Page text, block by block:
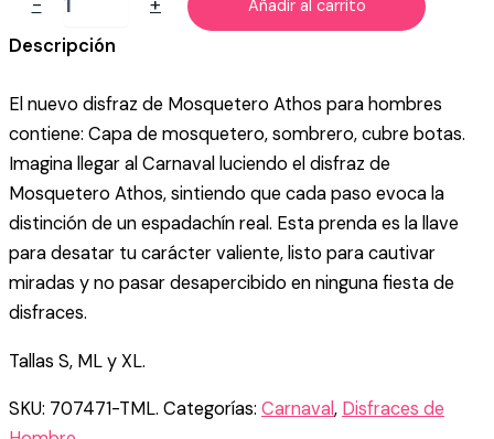
MOSQUETERO
cantidad
Añadir al carrito
Descripción
El nuevo disfraz de Mosquetero Athos para hombres
contiene: Capa de mosquetero, sombrero, cubre botas.
Imagina llegar al Carnaval luciendo el disfraz de
Mosquetero Athos, sintiendo que cada paso evoca la
distinción de un espadachín real. Esta prenda es la llave
para desatar tu carácter valiente, listo para cautivar
miradas y no pasar desapercibido en ninguna fiesta de
disfraces.
Tallas S, ML y XL.
SKU: 707471-TML. Categorías: Carnaval, Disfraces de